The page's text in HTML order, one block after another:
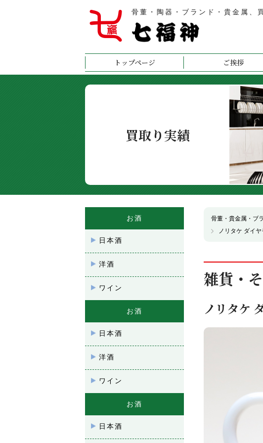
骨董・陶器・ブランド・貴金属、
トップページ ご挨拶
買取り実績
骨董・貴金属・ブ
ノリタケ ダイ
雑貨・
ノリタケ
お酒
日本酒
洋酒
ワイン
お酒
日本酒
洋酒
ワイン
お酒
日本酒